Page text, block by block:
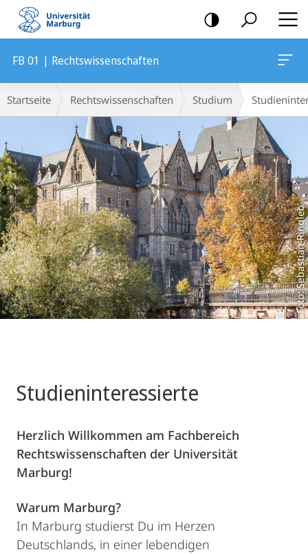
Mobile-
Navigation
FB 01 | Rechtswissenschaften
Hauptinhalt
Breadcrumb-
Navigation
Startseite Rechtswissenschaften Studium
Foto: Sebastian Ringleb
Studieninteressierte
Herzlich Willkommen am Fachbereich
Rechtswissenschaften der Universität
Marburg!
Warum Marburg?
In Marburg studierst Du im Herzen
Deutschlands, in einer lebendigen